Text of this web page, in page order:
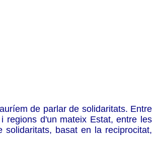
de parlar de solidaritats. Entre
regions d'un mateix Estat, entre les
basat en la reciprocitat,